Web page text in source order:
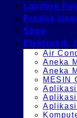
Landing
Produk
Shop
Elektronik,
Air
Aneka
Aneka
MESIN
Aplikasi